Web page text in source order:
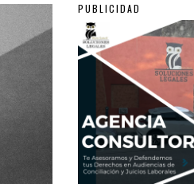
PUBLICIDAD